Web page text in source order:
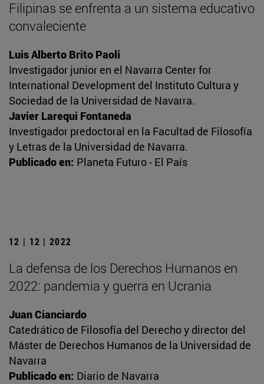
Filipinas se enfrenta a un sistema educativo
convaleciente
Luis Alberto Brito Paoli
Investigador junior en el Navarra Center for
International Development del Instituto Cultura y
Sociedad de la Universidad de Navarra.
Javier Larequi Fontaneda
Investigador predoctoral en la Facultad de Filosofía
y Letras de la Universidad de Navarra.
Publicado en: Planeta Futuro - El País
12 | 12 | 2022
La defensa de los Derechos Humanos en
2022: pandemia y guerra en Ucrania
Juan Cianciardo
Catedrático de Filosofía del Derecho y director del
Máster de Derechos Humanos de la Universidad de
Navarra
Publicado en: Diario de Navarra